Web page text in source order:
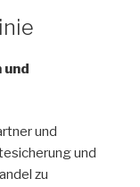
und
und
zu